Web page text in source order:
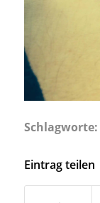
Schlagworte:
Eintrag teilen